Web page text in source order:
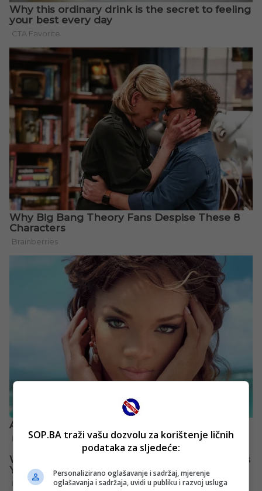
SOP.BA traži vašu dozvolu za korištenje ličnih
podataka za sljedeće:
Personalizirano oglašavanje i sadržaj, mjerenje
oglašavanja i sadržaja, uvidi u publiku i razvoj usluga